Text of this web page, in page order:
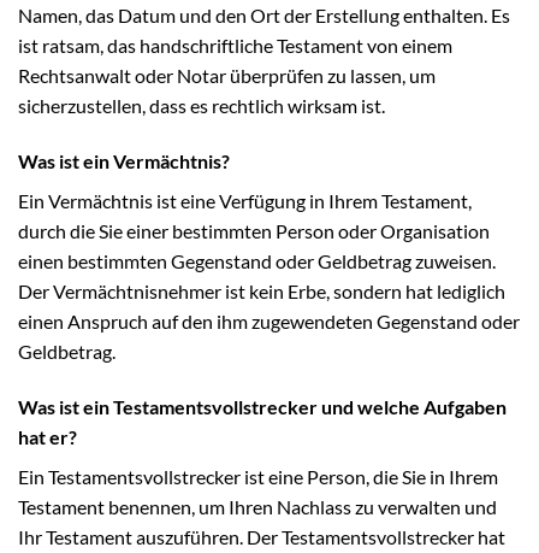
Namen, das Datum und den Ort der Erstellung enthalten. Es
ist ratsam, das handschriftliche Testament von einem
Rechtsanwalt oder Notar überprüfen zu lassen, um
sicherzustellen, dass es rechtlich wirksam ist.
Was ist ein Vermächtnis?
Ein Vermächtnis ist eine Verfügung in Ihrem Testament,
durch die Sie einer bestimmten Person oder Organisation
einen bestimmten Gegenstand oder Geldbetrag zuweisen.
Der Vermächtnisnehmer ist kein Erbe, sondern hat lediglich
einen Anspruch auf den ihm zugewendeten Gegenstand oder
Geldbetrag.
Was ist ein Testamentsvollstrecker und welche Aufgaben
hat er?
Ein Testamentsvollstrecker ist eine Person, die Sie in Ihrem
Testament benennen, um Ihren Nachlass zu verwalten und
Ihr Testament auszuführen. Der Testamentsvollstrecker hat